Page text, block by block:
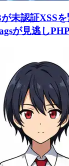
が未認証XSS
が見逃し